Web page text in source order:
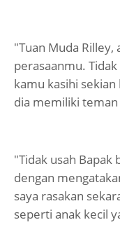
"Tuan Muda
perasaanmu.
kamu kasihi
dia memiliki
"Tidak usah Bapak
dengan
saya rasakan
seperti anak kecil